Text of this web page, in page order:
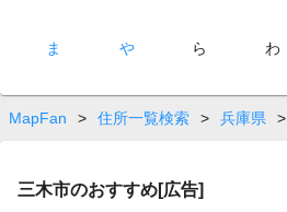
ま や ら わ
MapFan > 住所一覧検索 > 兵庫県 >
三木市のおすすめ[広告]